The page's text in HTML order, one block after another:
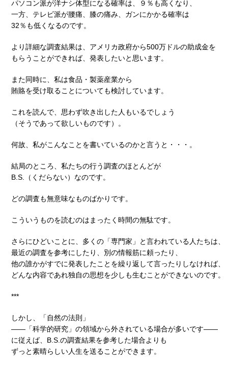
パソコン派が洋ナシ体型になる確率は、９％も高くなり、
一方、テレビ派が腰痛、膝の痛み、ガンにかかる確率は
32％も低くなるのです。
より詳細な調査結果は、アメリカ政府から500万ドルの助成金を
もらうことができれば、発表したいと思います。
また同時に、私は食品・製薬産業から
賄賂を受け取ることについても検討しています。
これを読んで、思わず吹き出した人もいるでしょう
（そうであって欲しいものです）。
何故、私がこんなことを書いているのかと言うと・・・。
結局のところ、私たちの行う調査のほとんどが
B.S.（くだらない）なのです。
どの調査も無意味なものばかりです。
こういうものを読むのはまったく時間の無駄です。
さらにひどいことに、多くの「専門家」と言われている人たちは、
最近の調査を参考にしたり、別の情報筋に頼ったり、
他の誰かがすでに発表したことを繰り返して言ったりしなければ、
どんな内容であれ独自の思想を少しも生むことができないのです。
***
しかし、「自然の法則」
――「科学的研究」の領域から外されている場合が多いです――
に従えば、B.S.の調査結果を参考した場合よりも
ずっと素晴らしい人生を送ることができます。